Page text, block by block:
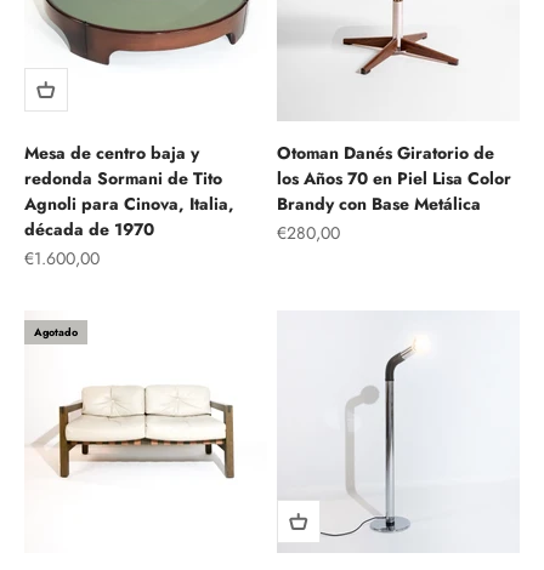
Mesa de centro baja y
redonda Sormani de Tito
Agnoli para Cinova, Italia,
década de 1970
Precio de oferta
€1.600,00
Otoman Danés Giratorio de
los Años 70 en Piel Lisa Color
Brandy con Base Metálica
Precio de oferta
€280,00
Agotado